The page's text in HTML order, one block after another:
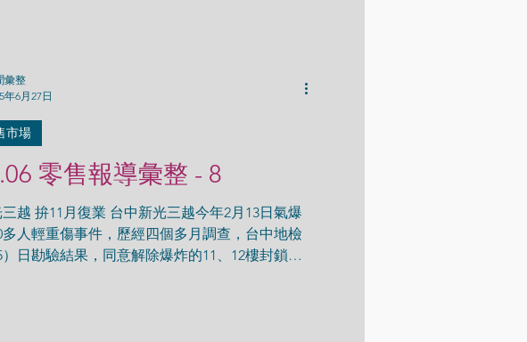
零售報導彙整 - 8
越 拚11月復業 台中新光三越今年2月13日氣爆
多人輕重傷事件，歷經四個多月調查，台中地檢
日勘驗結果，同意解除爆炸的11、12樓封鎖，
市場
彙整
年6月27日